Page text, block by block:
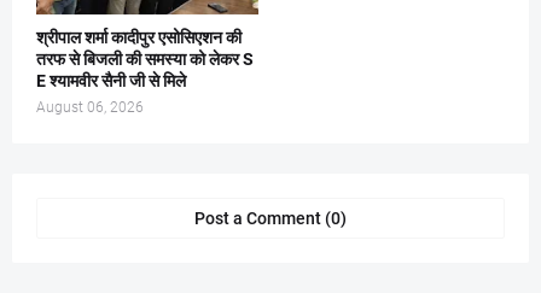
श्रीपाल शर्मा कादीपुर एसोसिएशन की
तरफ से बिजली की समस्या को लेकर S
E श्यामवीर सैनी जी से मिले
August 06, 2026
Post a Comment (0)